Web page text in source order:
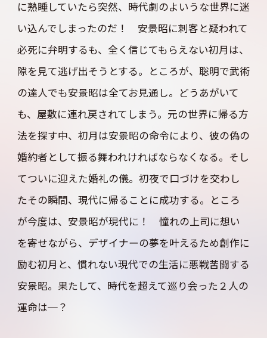
に熟睡していたら突然、時代劇のよいうな世界に迷
い込んでしまったのだ！ 安景昭に刺客と疑われて
必死に弁明するも、全く信じてもらえない初月は、
隙を見て逃げ出そうとする。ところが、聡明で武術
の達人でも安景昭は全てお見通し。どうあがいて
も、屋敷に連れ戻されてしまう。元の世界に帰る方
法を探す中、初月は安景昭の命令により、彼の偽の
婚約者として振る舞われければならなくなる。そし
てついに迎えた婚礼の儀。初夜で口づけを交わし
たその瞬間、現代に帰ることに成功する。ところ
が今度は、安景昭が現代に！ 憧れの上司に想い
を寄せながら、デザイナーの夢を叶えるため創作に
励む初月と、慣れない現代での生活に悪戦苦闘する
安景昭。果たして、時代を超えて巡り会った２人の
運命は─？